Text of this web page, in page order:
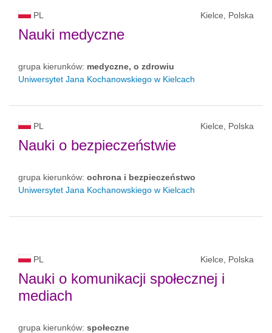
PL Kielce, Polska
Nauki medyczne
grupa kierunków: medyczne, o zdrowiu
Uniwersytet Jana Kochanowskiego w Kielcach
PL Kielce, Polska
Nauki o bezpieczeństwie
grupa kierunków: ochrona i bezpieczeństwo
Uniwersytet Jana Kochanowskiego w Kielcach
PL Kielce, Polska
Nauki o komunikacji społecznej i
mediach
grupa kierunków: społeczne